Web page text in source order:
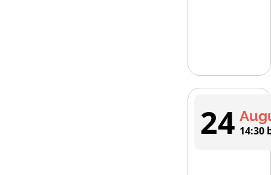
24 14:30